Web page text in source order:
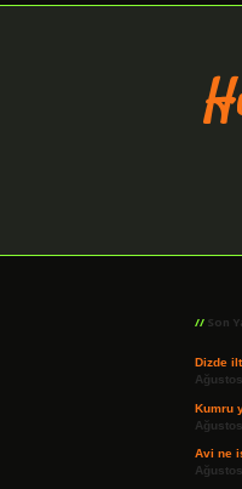
Son
Dizde
Kumru
Avi ne